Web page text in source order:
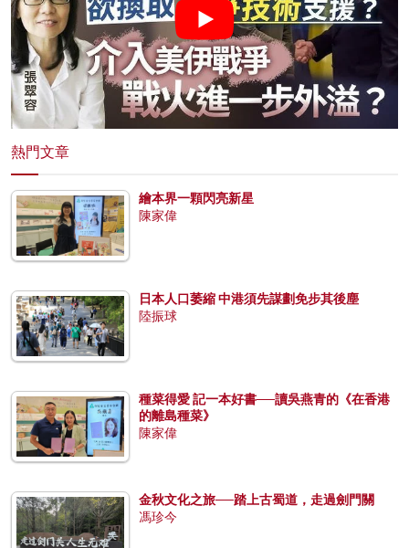
熱門文章
繪本界一顆閃亮新星
陳家偉
日本人口萎縮 中港須先謀劃免步其後塵
陸振球
種菜得愛 記一本好書──讀吳燕青的《在香港
的離島種菜》
陳家偉
金秋文化之旅──踏上古蜀道，走過劍門關
馮珍今